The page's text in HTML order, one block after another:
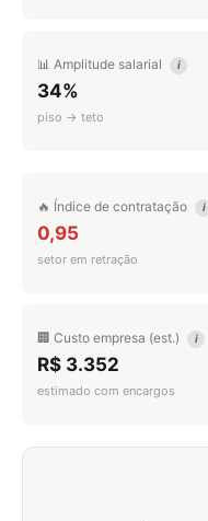
📊 Amplitude salarial i
34%
piso → teto
🔥 Índice de contratação i
0,95
setor em retração
🏢 Custo empresa (est.) i
R$ 3.352
estimado com encargos